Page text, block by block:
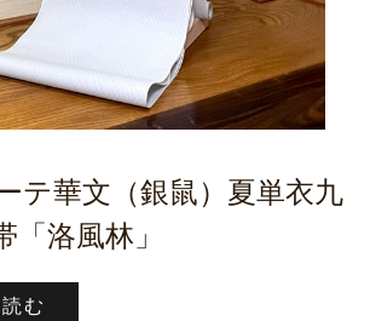
テ華文（銀鼠）夏単衣九
「洛風林」
む